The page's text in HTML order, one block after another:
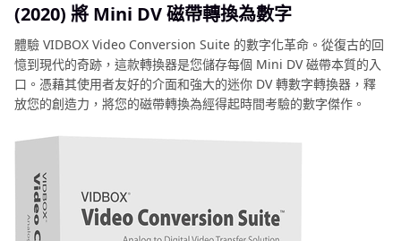
(2020) 將 Mini DV 磁帶轉換為數字
體驗 VIDBOX Video Conversion Suite 的數字化革命。從復古的回
憶到現代的奇跡，這款轉換器是您儲存每個 Mini DV 磁帶本質的入
口。憑藉其使用者友好的介面和強大的迷你 DV 轉數字轉換器，釋
放您的創造力，將您的磁帶轉換為經得起時間考驗的數字傑作。